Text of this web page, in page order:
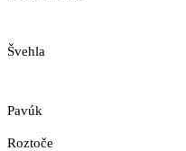
Švehla
Pavúk
Roztoče